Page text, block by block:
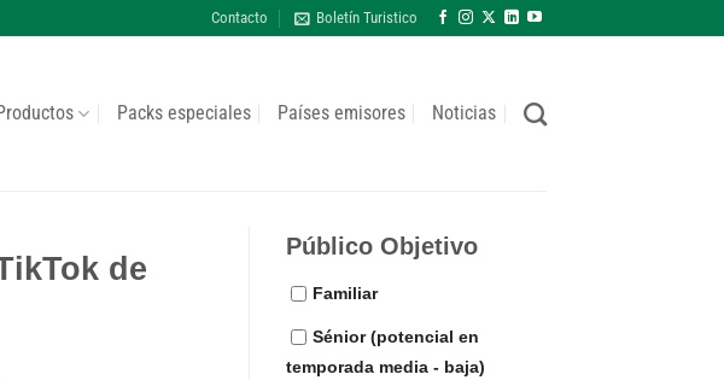
Contacto Boletín Turistico
Packs especiales Países emisores Noticias
de
Público Objetivo
Familiar
Sénior (potencial en
temporada media - baja)